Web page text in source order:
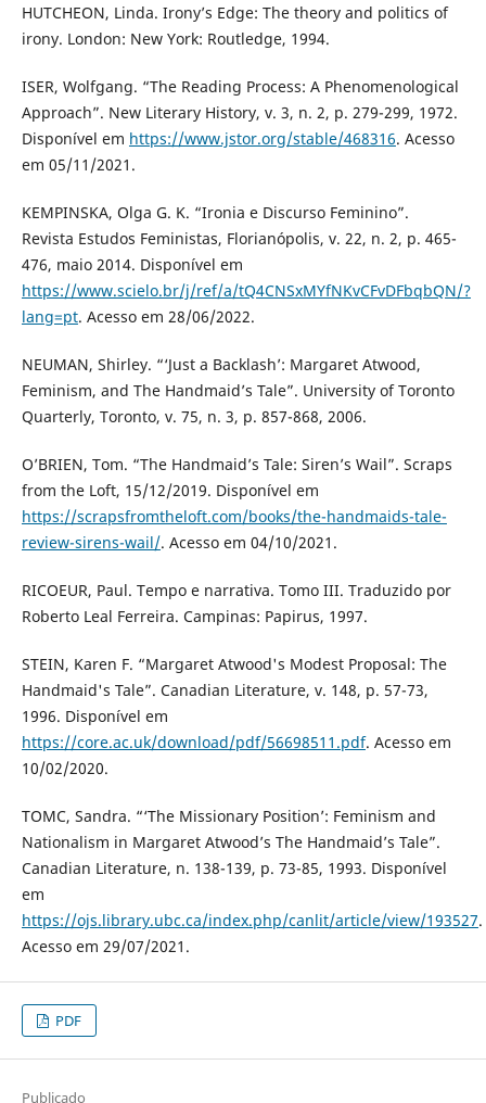
HUTCHEON, Linda. Irony’s Edge: The theory and politics of
irony. London: New York: Routledge, 1994.
ISER, Wolfgang. “The Reading Process: A Phenomenological
Approach”. New Literary History, v. 3, n. 2, p. 279-299, 1972.
Disponível em https://www.jstor.org/stable/468316. Acesso
em 05/11/2021.
KEMPINSKA, Olga G. K. “Ironia e Discurso Feminino”.
Revista Estudos Feministas, Florianópolis, v. 22, n. 2, p. 465-
476, maio 2014. Disponível em
https://www.scielo.br/j/ref/a/tQ4CNSxMYfNKvCFvDFbqbQN/?
lang=pt. Acesso em 28/06/2022.
NEUMAN, Shirley. “‘Just a Backlash’: Margaret Atwood,
Feminism, and The Handmaid’s Tale”. University of Toronto
Quarterly, Toronto, v. 75, n. 3, p. 857-868, 2006.
O’BRIEN, Tom. “The Handmaid’s Tale: Siren’s Wail”. Scraps
from the Loft, 15/12/2019. Disponível em
https://scrapsfromtheloft.com/books/the-handmaids-tale-
review-sirens-wail/. Acesso em 04/10/2021.
RICOEUR, Paul. Tempo e narrativa. Tomo III. Traduzido por
Roberto Leal Ferreira. Campinas: Papirus, 1997.
STEIN, Karen F. “Margaret Atwood's Modest Proposal: The
Handmaid's Tale”. Canadian Literature, v. 148, p. 57-73,
1996. Disponível em
https://core.ac.uk/download/pdf/56698511.pdf. Acesso em
10/02/2020.
TOMC, Sandra. “‘The Missionary Position’: Feminism and
Nationalism in Margaret Atwood’s The Handmaid’s Tale”.
Canadian Literature, n. 138-139, p. 73-85, 1993. Disponível
em
https://ojs.library.ubc.ca/index.php/canlit/article/view/193527.
Acesso em 29/07/2021.
PDF
Publicado